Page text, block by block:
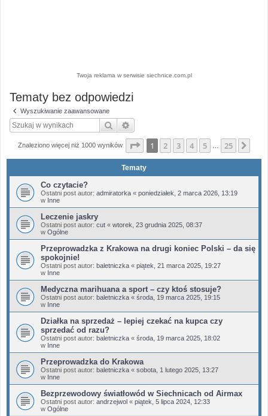
Twoja reklama w serwisie siechnice.com.pl
Tematy bez odpowiedzi
Wyszukiwanie zaawansowane
Szukaj
Znaleziono więcej niż 1000 wyników Strona z25
1 2 3 4 5 25
Tematy
Co czytacie?
Ostatni post autor: admiratorka « poniedziałek, 2 marca 2026, 13:19
w Inne
Leczenie jaskry
Ostatni post autor: cut « wtorek, 23 grudnia 2025, 08:37
w Ogólne
Przeprowadzka z Krakowa na drugi koniec Polski – da się
spokojnie!
Ostatni post autor: baletniczka « piątek, 21 marca 2025, 19:27
w Inne
Medyczna marihuana a sport – czy ktoś stosuje?
Ostatni post autor: baletniczka « środa, 19 marca 2025, 19:15
w Inne
Działka na sprzedaż – lepiej czekać na kupca czy
sprzedać od razu?
Ostatni post autor: baletniczka « środa, 19 marca 2025, 18:02
w Inne
Przeprowadzka do Krakowa
Ostatni post autor: baletniczka « sobota, 1 lutego 2025, 13:27
w Inne
Bezprzewodowy światłowód w Siechnicach od Airmax
Ostatni post autor: andrzejwol « piątek, 5 lipca 2024, 12:33
w Ogólne